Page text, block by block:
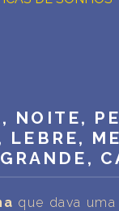
FREQUENTES
DOS
NOITE,
LEBRE,
que dava